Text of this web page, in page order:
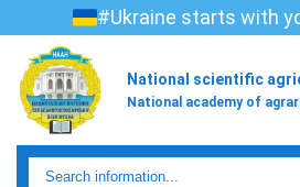
#Ukraine starts with
National scientific
National academy of